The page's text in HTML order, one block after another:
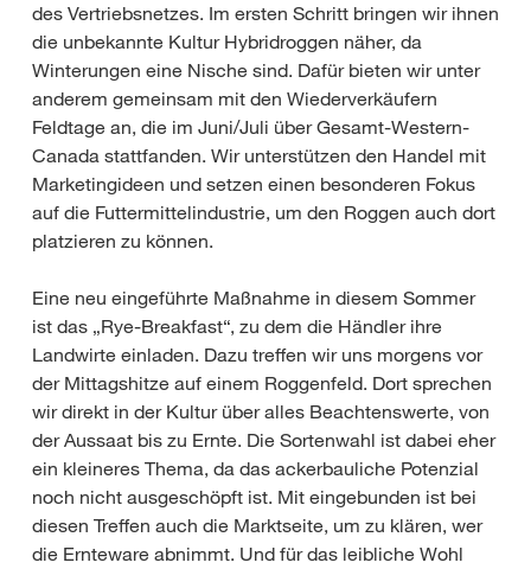
des Vertriebsnetzes. Im ersten Schritt bringen wir ihnen
die unbekannte Kultur Hybridroggen näher, da
Winterungen eine Nische sind. Dafür bieten wir unter
anderem gemeinsam mit den Wiederverkäufern
Feldtage an, die im Juni/Juli über Gesamt-Western-
Canada stattfanden. Wir unterstützen den Handel mit
Marketingideen und setzen einen besonderen Fokus
auf die Futtermittelindustrie, um den Roggen auch dort
platzieren zu können.
Eine neu eingeführte Maßnahme in diesem Sommer
ist das „Rye-Breakfast“, zu dem die Händler ihre
Landwirte einladen. Dazu treffen wir uns morgens vor
der Mittagshitze auf einem Roggenfeld. Dort sprechen
wir direkt in der Kultur über alles Beachtenswerte, von
der Aussaat bis zu Ernte. Die Sortenwahl ist dabei eher
ein kleineres Thema, da das ackerbauliche Potenzial
noch nicht ausgeschöpft ist. Mit eingebunden ist bei
diesen Treffen auch die Marktseite, um zu klären, wer
die Ernteware abnimmt. Und für das leibliche Wohl